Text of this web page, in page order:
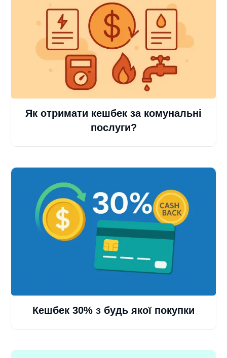
Як отримати кешбек за комунальні
послуги?
Кешбек 30% з будь якої покупки